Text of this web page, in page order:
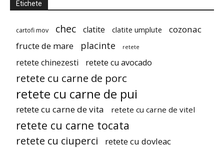
Etichete
cartofi mov chec clatite clatite umplute
cozonac
fructe de mare
placinte retete
retete chinezesti retete cu avocado
retete cu carne de porc
retete cu carne de pui
retete cu carne de vita retete cu carne de vitel
retete cu carne tocata
retete cu ciuperci retete cu dovleac